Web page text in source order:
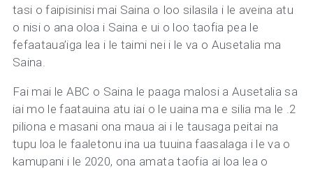
tasi o faipisinisi mai Saina o loo silasila i le aveina atu
o nisi o ana oloa i Saina e ui o loo taofia pea le
fefaataua’iga lea i le taimi nei i le va o Ausetalia ma
Saina.
Fai mai le ABC o Saina le paaga malosi a Ausetalia sa
iai mo le faatauina atu iai o le uaina ma e silia ma le .2
piliona e masani ona maua ai i le tausaga peitai na
tupu loa le faaletonu ina ua tuuina faasalaga i le va o
kamupani i le 2020, ona amata taofia ai loa lea o